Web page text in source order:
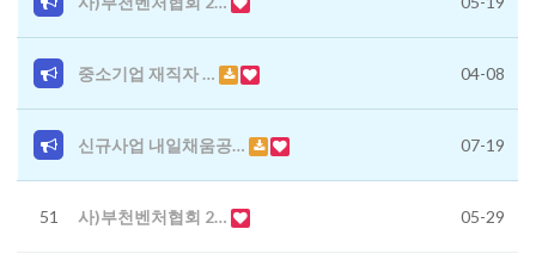
중소기업 재직자 … 04-08
신규사업 내일채움공… 07-19
51 사)부천벤처협회 2… 05-29